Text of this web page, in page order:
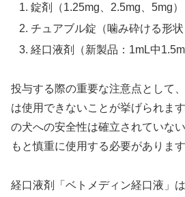
錠剤（1.25mg、2.5mg、5mg）
チュアブル錠（噛み砕ける形状
経口液剤（新製品：1mL中
投与する際の重要な注意点として
は使用できないことが挙げられま
の犬への安全性は確立されていな
もと慎重に使用する必要があります
経口液剤「ベトメディン経口液」